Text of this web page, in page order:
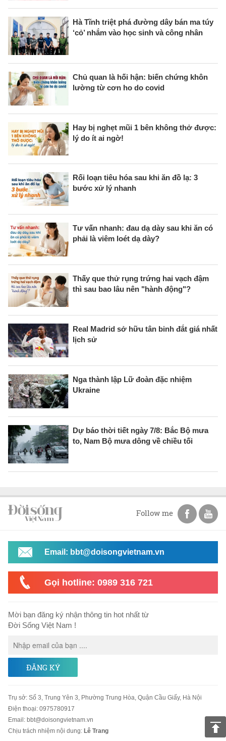
Hà Tĩnh triệt phá đường dây bán ma túy
‘cỏ’ nhắm vào học sinh và công nhân
Chủ quan là hối hận: biến chứng khôn
lường từ cơn ho do covid
Hay bị nghẹt mũi 1 bên không thở được:
lý do ít ai ngờ!
Rối loạn tiêu hóa sau khi ăn đồ lạ: 3
bước xử lý nhanh
Tư vấn nhanh: đau dạ dày sau khi ăn có
phải là viêm loét dạ dày?
Thấy que thử rụng trứng hai vạch đậm
thì sau bao lâu nên "hành động"?
Real Madrid sở hữu tân binh đắt giá nhất
lịch sử
Nga thành lập Lữ đoàn đặc nhiệm
Ukraine
Dự báo thời tiết ngày 7/8: Bắc Bộ mưa
to, Nam Bộ mưa dông về chiều tối
Follow me
Email: bbt@doisongvietnam.vn
Gọi hotline: 0989 316 721
Mời bạn đăng ký nhận thông tin hot nhất từ
Đời Sống Việt Nam !
ĐĂNG KÝ
Trụ sở: Số 3, Trung Yên 3, Phường Trung Hòa, Quận Cầu Giấy, Hà Nội
Điện thoại: 0975780917
Email: bbt@doisongvietnam.vn
Chịu trách nhiệm nội dung: Lê Trang